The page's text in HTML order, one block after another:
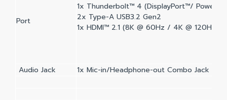
Port
1x Thunderbolt™ 4 (DisplayPort™/ Power
2x Type-A USB3.2 Gen2
1x HDMI™ 2.1 (8K @ 60Hz / 4K @ 120Hz)
Audio Jack 1x Mic-in/Headphone-out Combo Jack